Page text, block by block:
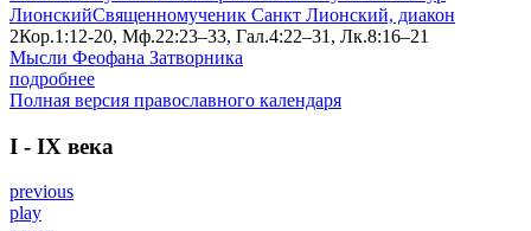
ЛионскийСвященномученик Санкт Лионский, диакон
2Кор.1:12-20, Мф.22:23–33, Гал.4:22–31, Лк.8:16–21
Мысли Феофана Затворника
подробнее
Полная версия православного календаря
I - IX века
previous
play